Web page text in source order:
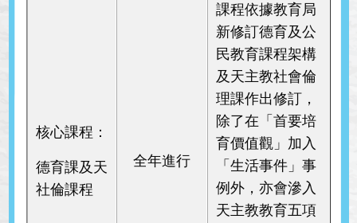
核心課程：
德育課及天
社倫課程
全年進行
課程依據教育局
新修訂德育及公
民教育課程架構
及天主教社會倫
理課作出修訂，
除了在「首要培
育價值觀」加入
「生活事件」事
例外，亦會滲入
天主教教育五項